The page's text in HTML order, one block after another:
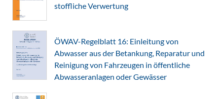
stoffliche Verwertung
ÖWAV-Regelblatt 16: Einleitung von
Abwasser aus der Betankung, Reparatur und
Reinigung von Fahrzeugen in öffentliche
Abwasseranlagen oder Gewässer